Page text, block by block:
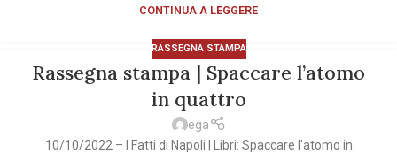
CONTINUA A LEGGERE
RASSEGNA STAMPA
Rassegna stampa | Spaccare l’atomo
in quattro
ega
10/10/2022 – I Fatti di Napoli | Libri: Spaccare l'atomo in